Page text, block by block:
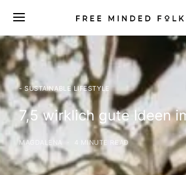
- SUSTAINABLE LIFESTYLE
7,5 wirklich gute Ideen
MAGDALENA 4 MINUTE READ